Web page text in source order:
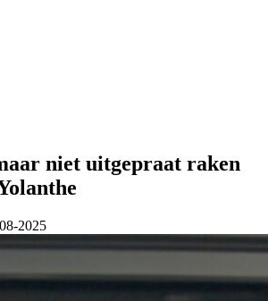
niet uitgepraat raken
2025